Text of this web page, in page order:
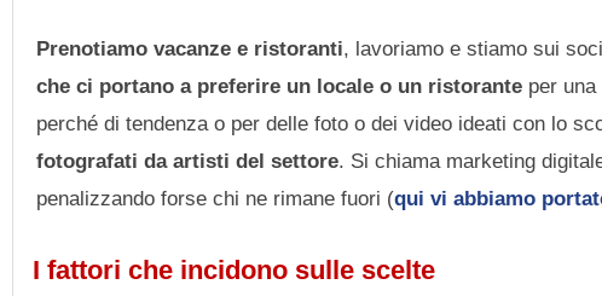
Prenotiamo vacanze e ristoranti, lavoriamo e stiamo sui
che ci portano a preferire un locale o un ristorante per
perché di tendenza o per delle foto o dei video ideati con lo
fotografati da artisti del settore. Si chiama marketing
penalizzando forse chi ne rimane fuori (qui vi abbiamo
I fattori che incidono sulle scelte